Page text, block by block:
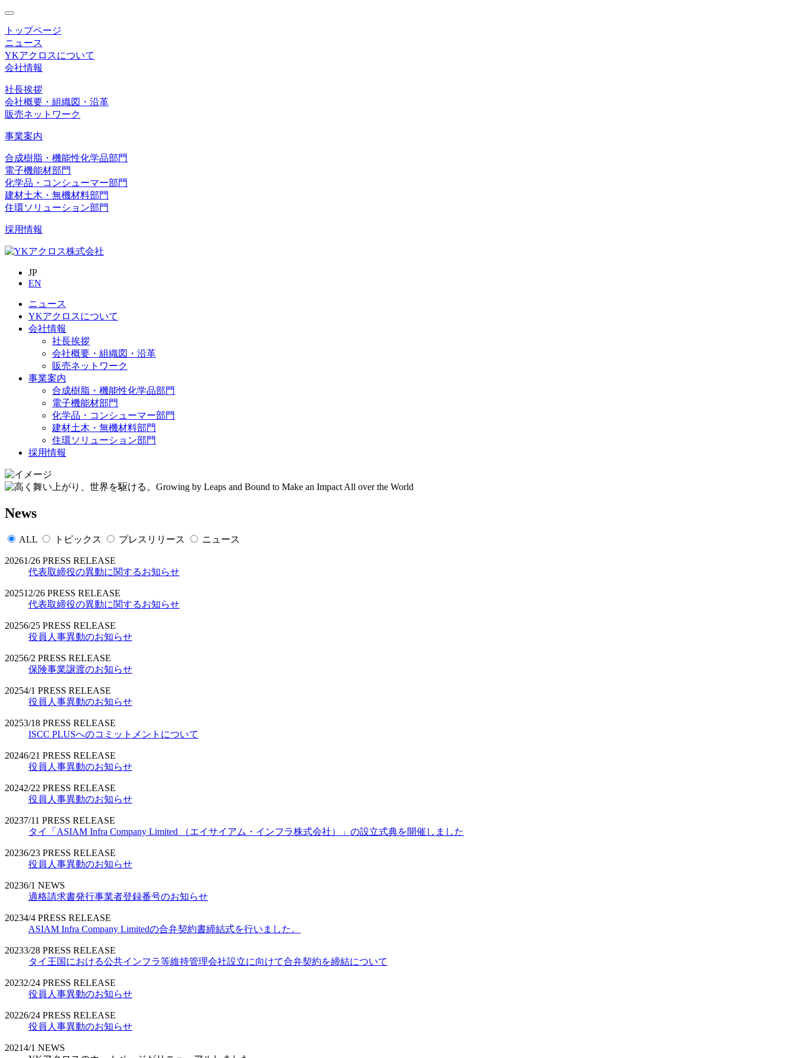
toggle
navigation
トップページ
ニュース
YKアクロスについて
会社情報
社長挨拶
会社概要・組織図・沿革
販売ネットワーク
事業案内
合成樹脂・機能性化学品部門
電子機能材部門
化学品・コンシューマー部門
建材土木・無機材料部門
住環ソリューション部門
採用情報
JP
EN
ニュース
YKアクロスについて
会社情報
社長挨拶
会社概要・組織図・沿革
販売ネットワーク
事業案内
合成樹脂・機能性化学品部門
電子機能材部門
化学品・コンシューマー部門
建材土木・無機材料部門
住環ソリューション部門
採用情報
News
ALL トピックス プレスリリース ニュース
20261/26 PRESS RELEASE
代表取締役の異動に関するお知らせ
202512/26 PRESS RELEASE
代表取締役の異動に関するお知らせ
20256/25 PRESS RELEASE
役員人事異動のお知らせ
20256/2 PRESS RELEASE
保険事業譲渡のお知らせ
20254/1 PRESS RELEASE
役員人事異動のお知らせ
20253/18 PRESS RELEASE
ISCC PLUSへのコミットメントについて
20246/21 PRESS RELEASE
役員人事異動のお知らせ
20242/22 PRESS RELEASE
役員人事異動のお知らせ
20237/11 PRESS RELEASE
タイ「ASIAM Infra Company Limited （エイサイアム・インフラ株式会社）」の設立式典を開催しました
20236/23 PRESS RELEASE
役員人事異動のお知らせ
20236/1 NEWS
適格請求書発行事業者登録番号のお知らせ
20234/4 PRESS RELEASE
ASIAM Infra Company Limitedの合弁契約書締結式を行いました。
20233/28 PRESS RELEASE
タイ王国における公共インフラ等維持管理会社設立に向けて合弁契約を締結について
20232/24 PRESS RELEASE
役員人事異動のお知らせ
20226/24 PRESS RELEASE
役員人事異動のお知らせ
20214/1 NEWS